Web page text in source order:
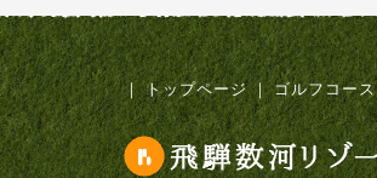
｜ トップページ ｜ ゴルフコース